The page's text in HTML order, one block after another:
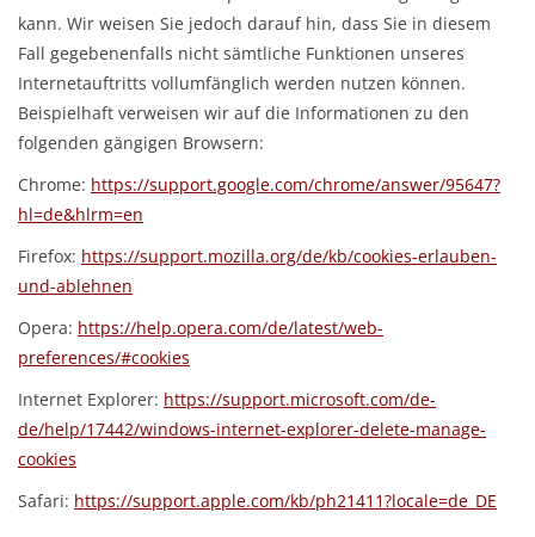
kann. Wir weisen Sie jedoch darauf hin, dass Sie in diesem
Fall gegebenenfalls nicht sämtliche Funktionen unseres
Internetauftritts vollumfänglich werden nutzen können.
Beispielhaft verweisen wir auf die Informationen zu den
folgenden gängigen Browsern:
Chrome: https://support.google.com/chrome/answer/95647?
hl=de&hlrm=en
Firefox: https://support.mozilla.org/de/kb/cookies-erlauben-
und-ablehnen
Opera: https://help.opera.com/de/latest/web-
preferences/#cookies
Internet Explorer: https://support.microsoft.com/de-
de/help/17442/windows-internet-explorer-delete-manage-
cookies
Safari: https://support.apple.com/kb/ph21411?locale=de_DE